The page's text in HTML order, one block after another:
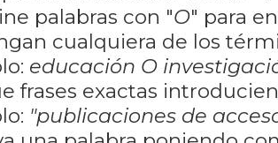
palabras con "O" para
cualquiera de los
educación O
frases exactas
"publicaciones de